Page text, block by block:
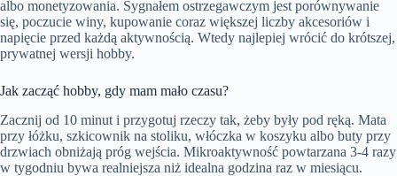
albo monetyzowania. Sygnałem ostrzegawczym jest porównywanie
się, poczucie winy, kupowanie coraz większej liczby akcesoriów i
napięcie przed każdą aktywnością. Wtedy najlepiej wrócić do krótszej,
prywatnej wersji hobby.
Jak zacząć hobby, gdy mam mało czasu?
Zacznij od 10 minut i przygotuj rzeczy tak, żeby były pod ręką. Mata
przy łóżku, szkicownik na stoliku, włóczka w koszyku albo buty przy
drzwiach obniżają próg wejścia. Mikroaktywność powtarzana 3-4 razy
w tygodniu bywa realniejsza niż idealna godzina raz w miesiącu.